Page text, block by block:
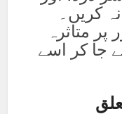
کریں۔
پر متاثرہ
جا کر اسے